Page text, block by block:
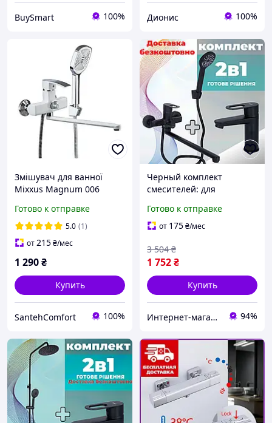
BuySmart 100% Дионис 100%
Змішувач для ванної
Mixxus Magnum 006
Готово к отправке
5.0 (1)
от215₴/мес
1 290₴
Купить
SantehComfort 100%
Черный комплект
смесителей: для
Готово к отправке
от 175₴/мес
1 752₴
3 504 ₴
Купить
Интернет-магазин Строй Дом 94%